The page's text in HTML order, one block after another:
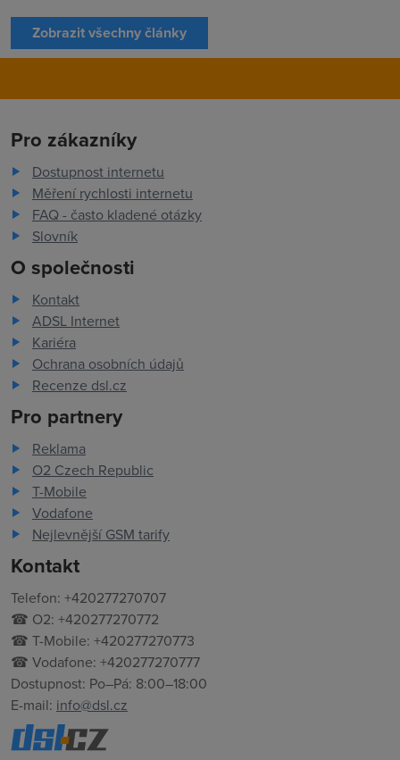
Zobrazit všechny články
Pro zákazníky
Dostupnost internetu
Měření rychlosti internetu
FAQ - často kladené otázky
Slovník
O společnosti
Kontakt
ADSL Internet
Kariéra
Ochrana osobních údajů
Recenze dsl.cz
Pro partnery
Reklama
O2 Czech Republic
T-Mobile
Vodafone
Nejlevnější GSM tarify
Kontakt
Telefon: +420277270707
☎ O2: +420277270772
☎ T-Mobile: +420277270773
☎ Vodafone: +420277270777
Dostupnost: Po–Pá: 8:00–18:00
E-mail: info@dsl.cz